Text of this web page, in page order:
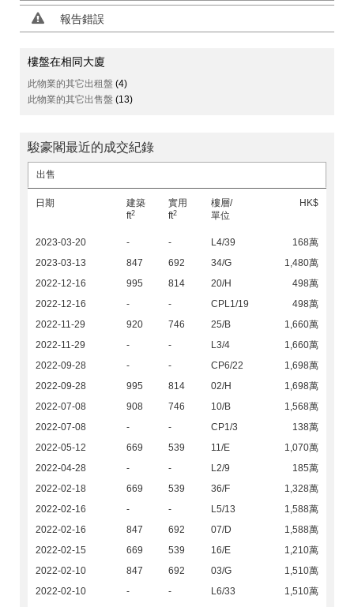
報告錯誤
樓盤在相同大廈
此物業的其它出租盤 (4)
此物業的其它出售盤 (13)
駿豪閣最近的成交紀錄
出售
日期
建築
ft2
實用
ft2
樓層/
單位
HK$
2023-03-20 - - L4/39
168萬
2023-03-13
847 692 34/G
1,480萬
2022-12-16
995 814 20/H
498萬
2022-12-16
- - CPL1/19
498萬
2022-11-29
920 746 25/B
1,660萬
2022-11-29
- - L3/4
1,660萬
2022-09-28
- - CP6/22
1,698萬
2022-09-28
995 814 02/H
1,698萬
2022-07-08
908 746 10/B
1,568萬
2022-07-08
- - CP1/3
138萬
2022-05-12
669 539 11/E
1,070萬
2022-04-28
- - L2/9
185萬
2022-02-18
669 539 36/F
1,328萬
2022-02-16
- - L5/13
1,588萬
2022-02-16
847 692 07/D
1,588萬
2022-02-15
669 539 16/E
1,210萬
2022-02-10
847 692 03/G
1,510萬
2022-02-10
- - L6/33
1,510萬